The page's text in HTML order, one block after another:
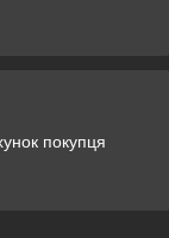
покупця